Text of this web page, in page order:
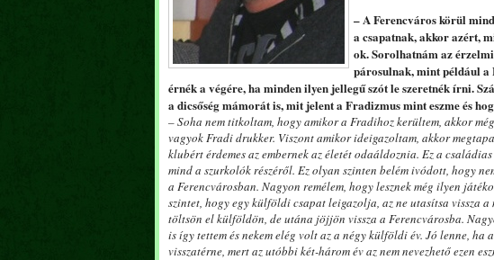
– A Ferencváros körül
a csapatnak, akkor azért,
ok. Sorolhatnám az
párosulnak, mint például a
érnék a végére, ha minden ilyen jellegű szót le szeretnék írni.
a dicsőség mámorát is, mit jelent a Fradizmus mint eszme és
– Soha nem titkoltam, hogy amikor a Fradihoz kerültem, akkor
vagyok Fradi drukker. Viszont amikor ideigazoltam, akkor
klubért érdemes az embernek az életét odaáldoznia. Ez a
mind a szurkolók részéről. Ez olyan szinten belém ivódott, hogy
a Ferencvárosban. Nagyon remélem, hogy lesznek még ilyen
szintet, hogy egy külföldi csapat leigazolja, az ne utasítsa vissza
töltsön el külföldön, de utána jöjjön vissza a Ferencvárosba.
is így tettem és nekem elég volt az a négy külföldi év. Jó lenne, ha
visszatérne, mert az utóbbi két-három év az nem nevezhető ezen